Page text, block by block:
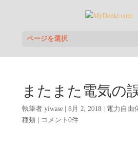
ページを選択
またまた電気の
執筆者 yiwase| 8月 2, 2018| 電力自由
種類
コメント0件